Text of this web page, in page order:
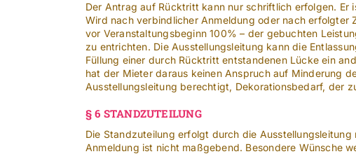
Der Antrag auf Rücktritt kann nur schriftlich erfolgen.
Wird nach verbindlicher Anmeldung oder nach erfolgter
vor Veranstaltungsbeginn 100% – der gebuchten
zu entrichten. Die Ausstellungsleitung kann die
Füllung einer durch Rücktritt entstandenen Lücke ein
hat der Mieter daraus keinen Anspruch auf Minderung
Ausstellungsleitung berechtigt, Dekorationsbedarf, der
§ 6 STANDZUTEILUNG
Die Standzuteilung erfolgt durch die
Anmeldung ist nicht maßgebend. Besondere Wünsche